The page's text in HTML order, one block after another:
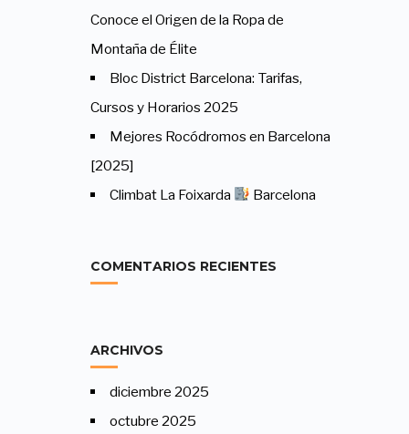
Conoce el Origen de la Ropa de
Montaña de Élite
Bloc District Barcelona: Tarifas,
Cursos y Horarios 2025
Mejores Rocódromos en Barcelona
[2025]
Climbat La Foixarda
Barcelona
COMENTARIOS RECIENTES
ARCHIVOS
diciembre 2025
octubre 2025